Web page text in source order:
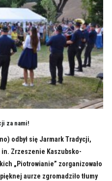
za nami!
odbył się Jarmark Tradycji,
in. Zrzeszenie Kaszubsko-
„Piotrowianie” zorganizowało
aurze zgromadziło tłumy